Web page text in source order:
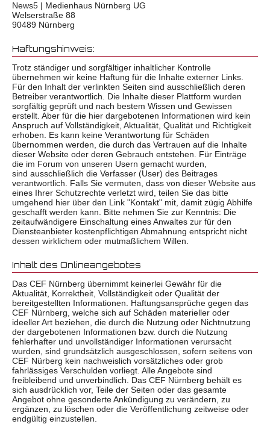
News5 | Medienhaus Nürnberg UG
Welserstraße 88
90489 Nürnberg
Haftungshinweis:
Trotz ständiger und sorgfältiger inhaltlicher Kontrolle
übernehmen wir keine Haftung für die Inhalte externer Links.
Für den Inhalt der verlinkten Seiten sind ausschließlich deren
Betreiber verantwortlich. Die Inhalte dieser Plattform wurden
sorgfältig geprüft und nach bestem Wissen und Gewissen
erstellt. Aber für die hier dargebotenen Informationen wird kein
Anspruch auf Vollständigkeit, Aktualität, Qualität und Richtigkeit
erhoben. Es kann keine Verantwortung für Schäden
übernommen werden, die durch das Vertrauen auf die Inhalte
dieser Website oder deren Gebrauch entstehen. Für Einträge
die im Forum von unseren Usern gemacht wurden,
sind ausschließlich die Verfasser (User) des Beitrages
verantwortlich. Falls Sie vermuten, dass von dieser Website aus
eines Ihrer Schutzrechte verletzt wird, teilen Sie das bitte
umgehend hier über den Link "Kontakt" mit, damit zügig Abhilfe
geschafft werden kann. Bitte nehmen Sie zur Kenntnis: Die
zeitaufwändigere Einschaltung eines Anwaltes zur für den
Diensteanbieter kostenpflichtigen Abmahnung entspricht nicht
dessen wirklichem oder mutmaßlichem Willen.
Inhalt des Onlineangebotes
Das CEF Nürnberg übernimmt keinerlei Gewähr für die
Aktualität, Korrektheit, Vollständigkeit oder Qualität der
bereitgestellten Informationen. Haftungsansprüche gegen das
CEF Nürnberg, welche sich auf Schäden materieller oder
ideeller Art beziehen, die durch die Nutzung oder Nichtnutzung
der dargebotenen Informationen bzw. durch die Nutzung
fehlerhafter und unvollständiger Informationen verursacht
wurden, sind grundsätzlich ausgeschlossen, sofern seitens von
CEF Nürberg kein nachweislich vorsätzliches oder grob
fahrlässiges Verschulden vorliegt. Alle Angebote sind
freibleibend und unverbindlich. Das CEF Nürnberg behält es
sich ausdrücklich vor, Teile der Seiten oder das gesamte
Angebot ohne gesonderte Ankündigung zu verändern, zu
ergänzen, zu löschen oder die Veröffentlichung zeitweise oder
endgültig einzustellen.